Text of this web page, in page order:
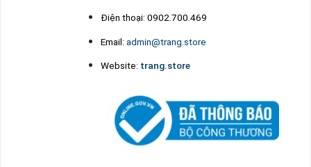
Điện thoại: 0902.700.469
Email:admin@trang.store
Website: trang.store